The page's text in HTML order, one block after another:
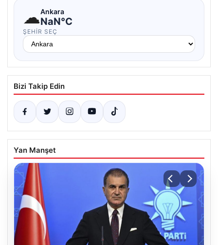
☁Ankara
NaN°C
ŞEHIR SEÇ
Bizi Takip Edin
Yan Manşet